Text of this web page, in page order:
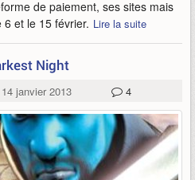
de paiement, ses sites mais
et le 15 février. Lire la suite
Night
14 janvier 2013 4